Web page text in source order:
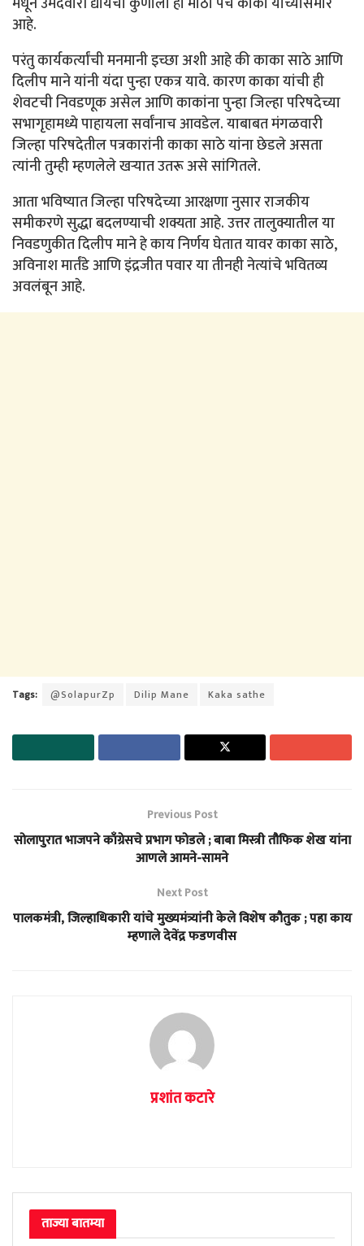
आहे.
परंतु कार्यकर्त्यांची मनमानी इच्छा अशी आहे की काका साठे आणि
दिलीप माने यांनी यंदा पुन्हा एकत्र यावे. कारण काका यांची ही
शेवटची निवडणूक असेल आणि काकांना पुन्हा जिल्हा परिषदेच्या
सभागृहामध्ये पाहायला सर्वांनाच आवडेल. याबाबत मंगळवारी
जिल्हा परिषदेतील पत्रकारांनी काका साठे यांना छेडले असता
त्यांनी तुम्ही म्हणलेले खऱ्यात उतरू असे सांगितले.
आता भविष्यात जिल्हा परिषदेच्या आरक्षणा नुसार राजकीय
समीकरणे सुद्धा बदलण्याची शक्यता आहे. उत्तर तालुक्यातील या
निवडणुकीत दिलीप माने हे काय निर्णय घेतात यावर काका साठे,
अविनाश मार्तंडे आणि इंद्रजीत पवार या तीनही नेत्यांचे भवितव्य
अवलंबून आहे.
Tags: @SolapurZp Dilip Mane Kaka sathe
Previous Post
सोलापुरात भाजपने काँग्रेसचे प्रभाग फोडले ; बाबा मिस्त्री तौफिक शेख यांना
आणले आमने-सामने
Next Post
पालकमंत्री, जिल्हाधिकारी यांचे मुख्यमंत्र्यांनी केले विशेष कौतुक ; पहा काय
म्हणाले देवेंद्र फडणवीस
प्रशांत कटारे
ताज्या बातम्या